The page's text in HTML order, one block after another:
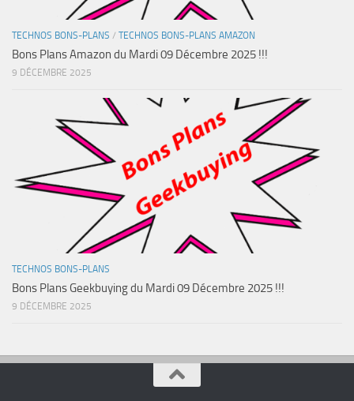
TECHNOS BONS-PLANS / TECHNOS BONS-PLANS AMAZON
Bons Plans Amazon du Mardi 09 Décembre 2025 !!!
9 DÉCEMBRE 2025
TECHNOS BONS-PLANS
Bons Plans Geekbuying du Mardi 09 Décembre 2025 !!!
9 DÉCEMBRE 2025